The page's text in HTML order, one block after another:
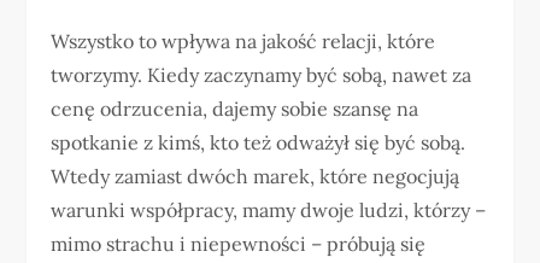
Wszystko to wpływa na jakość relacji, które
tworzymy. Kiedy zaczynamy być sobą, nawet za
cenę odrzucenia, dajemy sobie szansę na
spotkanie z kimś, kto też odważył się być sobą.
Wtedy zamiast dwóch marek, które negocjują
warunki współpracy, mamy dwoje ludzi, którzy –
mimo strachu i niepewności – próbują się